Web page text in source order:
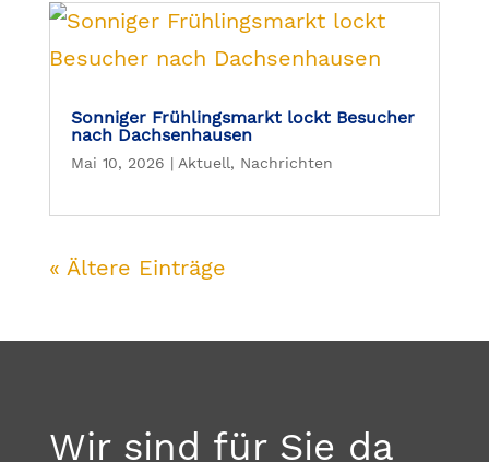
Sonniger Frühlingsmarkt lockt Besucher
nach Dachsenhausen
Mai 10, 2026 | Aktuell, Nachrichten
« Ältere Einträge
Wir sind für Sie da